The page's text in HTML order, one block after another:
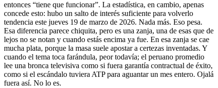
entonces “tiene que funcionar”. La estadística, en cambio, apenas
concede esto: hubo un salto de interés suficiente para volverlo
tendencia este jueves 19 de marzo de 2026. Nada más. Eso pesa.
Esa diferencia parece chiquita, pero es una zanja, una de esas que de
lejos no se notan y cuando estás encima ya fue. En esa zanja se cae
mucha plata, porque la masa suele apostar a certezas inventadas. Y
cuando el tema toca farándula, peor todavía; el peruano promedio
lee una bronca televisiva como si fuera garantía contractual de éxito,
como si el escándalo tuviera ATP para aguantar un mes entero. Ojalá
fuera así. No lo es.